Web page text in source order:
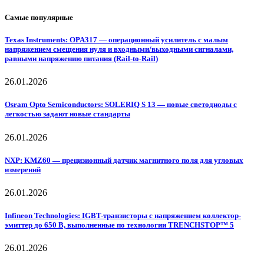
Самые популярные
Texas Instruments: OPA317 — операционный усилитель с малым
напряжением смещения нуля и входными/выходными сигналами,
равными напряжению питания (Rail-to-Rail)
26.01.2026
Osram Opto Semiconductors: SOLERIQ S 13 — новые светодиоды с
легкостью задают новые стандарты
26.01.2026
NXP: KMZ60 — прецизионный датчик магнитного поля для угловых
измерений
26.01.2026
Infineon Technologies: IGBT-транзисторы с напряжением коллектор-
эмиттер до 650 В, выполненные по технологии TRENCHSTOP™ 5
26.01.2026